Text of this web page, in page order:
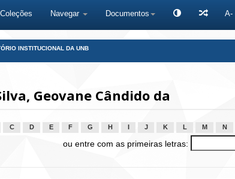
Navegar Documentos A-
INSTITUCIONAL DA UNB
Geovane Cândido da
C D E F G H J K L M N
ou entre com as primeiras letras: